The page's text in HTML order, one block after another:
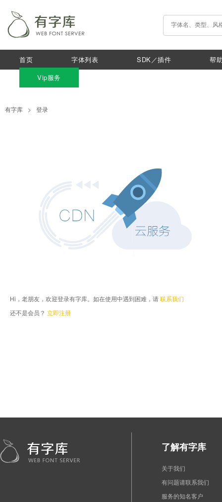
首页 字体列表 SDK／插件
帮
Vip服务
有字库 > 登录
Hi，老朋友，欢迎登录有字库。如在使用中遇到困难，请联系我们
还不是会员？ 立即注册
了解有字库
关于我们
有问题请联系我们
服务的知名客户